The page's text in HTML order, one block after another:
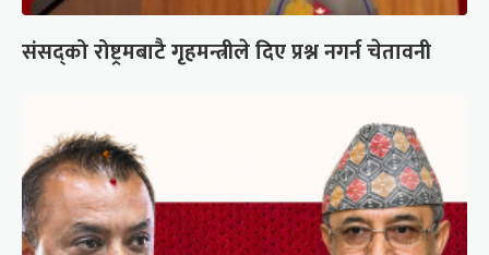
संसद्को रोष्ट्रमबाटै गृहमन्त्रीले दिए प्रश्न नगर्न चेतावनी